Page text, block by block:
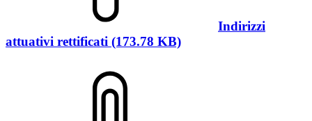
Indirizzi
attuativi rettificati (173.78 KB)